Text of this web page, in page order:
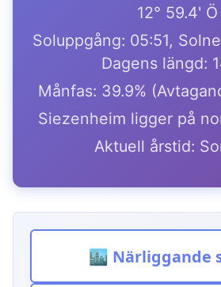
12° 59.4' Ö
Soluppgång: 05:51,
Dagens längd:
Månfas: 39.9%
Siezenheim ligger på
Aktuell årstid:
🏙️ Närliggande